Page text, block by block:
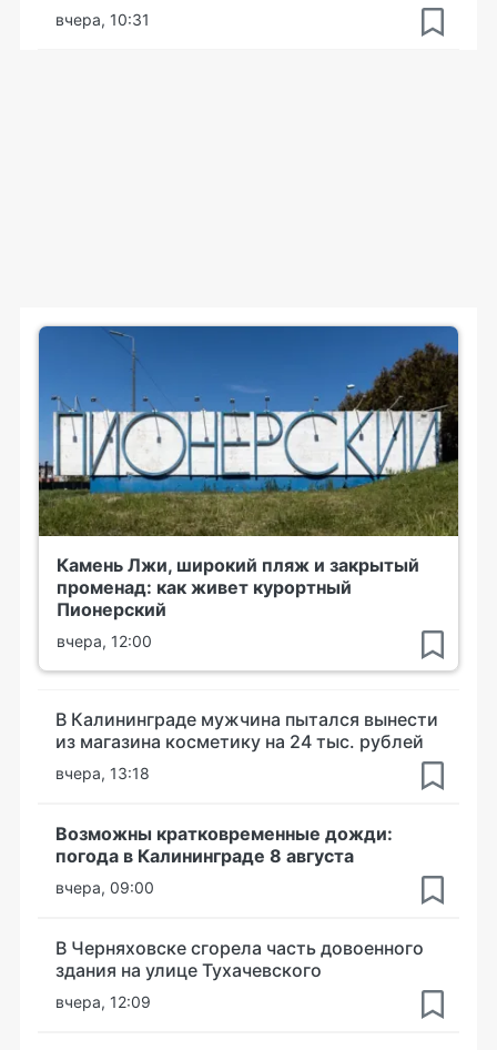
вчера, 10:31
Камень Лжи, широкий пляж и закрытый
променад: как живет курортный
Пионерский
вчера, 12:00
В Калининграде мужчина пытался вынести
из магазина косметику на 24 тыс. рублей
вчера, 13:18
Возможны кратковременные дожди:
погода в Калининграде 8 августа
вчера, 09:00
В Черняховске сгорела часть довоенного
здания на улице Тухачевского
вчера, 12:09